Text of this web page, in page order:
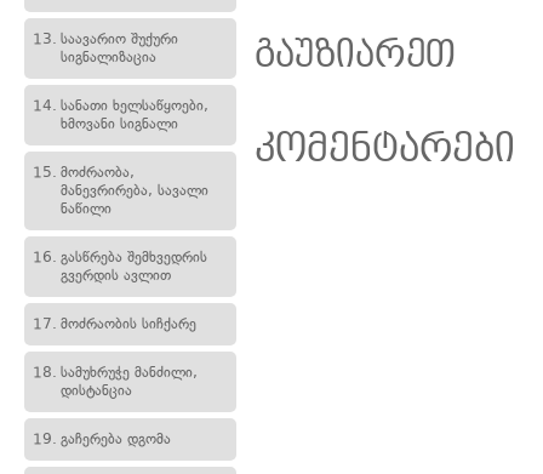
13. საავარიო შუქური
სიგნალიზაცია
14. სანათი ხელსაწყოები,
ხმოვანი სიგნალი
15. მოძრაობა,
მანევრირება, სავალი
ნაწილი
16. გასწრება შემხვედრის
გვერდის ავლით
17. მოძრაობის სიჩქარე
18. სამუხრუჭე მანძილი,
დისტანცია
19. გაჩერება დგომა
გაუზიარეთ
კომენტარები